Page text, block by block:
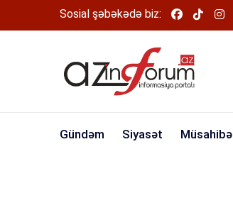
Sosial şəbəkədə biz:
Gündəm Siyasət Müsahibə